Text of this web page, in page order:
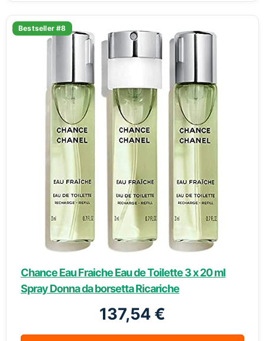
Bestseller #8
Chance Eau Fraiche Eau de Toilette 3 x 20 ml
Spray Donna da borsetta Ricariche
137,54 €